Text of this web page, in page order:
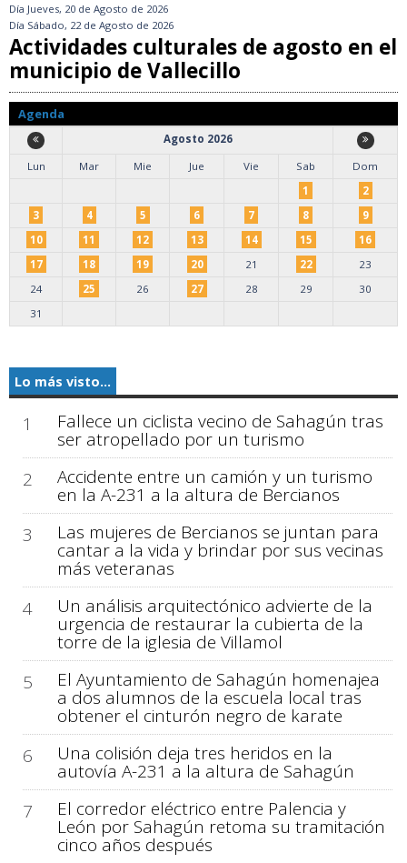
Día Jueves, 20 de Agosto de 2026
Día Sábado, 22 de Agosto de 2026
Actividades culturales de agosto en el
municipio de Vallecillo
Agenda
Agosto 2026
Lun
Mar Mie Jue Vie Sab
Dom
1
2
3
4 5 6 7 8
9
10
11 12 13 14 15
16
17
18 19 20 21 22
23
24
25 26 27 28 29
30
31
Lo más visto...
1 Fallece un ciclista vecino de Sahagún tras
ser atropellado por un turismo
2
Accidente entre un camión y un turismo
en la A-231 a la altura de Bercianos
3
Las mujeres de Bercianos se juntan para
cantar a la vida y brindar por sus vecinas
más veteranas
4
Un análisis arquitectónico advierte de la
urgencia de restaurar la cubierta de la
torre de la iglesia de Villamol
5
El Ayuntamiento de Sahagún homenajea
a dos alumnos de la escuela local tras
obtener el cinturón negro de karate
6
Una colisión deja tres heridos en la
autovía A-231 a la altura de Sahagún
7
El corredor eléctrico entre Palencia y
León por Sahagún retoma su tramitación
cinco años después